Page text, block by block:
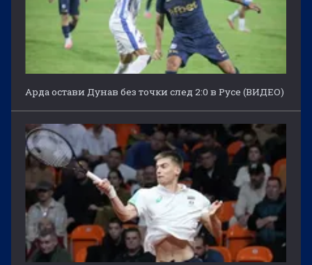
Арда остави Дунав без точки след 2:0 в Русе (ВИДЕО)